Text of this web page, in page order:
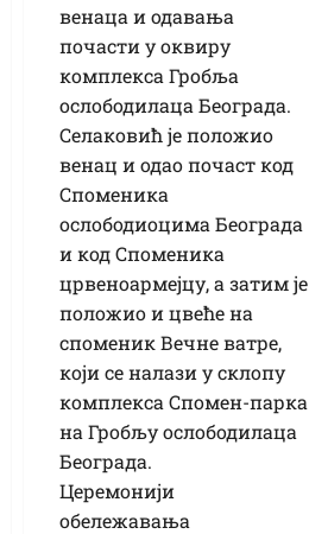
венаца и одавања
почасти у оквиру
комплекса Гробља
ослободилаца Београда.
Селаковић је положио
венац и одао почаст код
Споменика
ослободиоцима Београда
и код Споменика
црвеноармејцу, а затим је
положио и цвеће на
споменик Вечне ватре,
који се налази у склопу
комплекса Спомен-парка
на Гробљу ослободилаца
Београда.
Церемонији
обележавања